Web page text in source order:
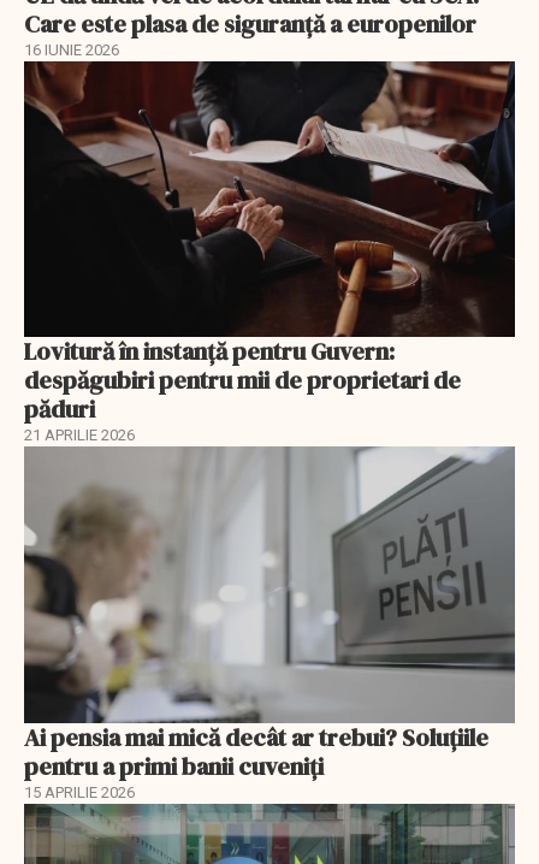
Care este plasa de siguranță a europenilor
16 IUNIE 2026
Lovitură în instanță pentru Guvern:
despăgubiri pentru mii de proprietari de
păduri
21 APRILIE 2026
Ai pensia mai mică decât ar trebui? Soluţiile
pentru a primi banii cuveniţi
15 APRILIE 2026